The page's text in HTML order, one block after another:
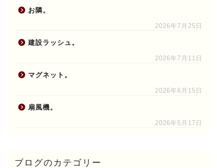
お隣。
2026年7月25日
建設ラッシュ。
2026年7月11日
マグネット。
2026年6月15日
扇風機。
2026年5月17日
ブログのカテゴリー